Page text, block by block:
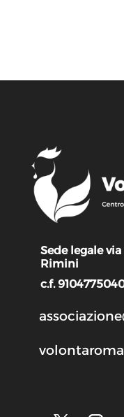
Sede legale via
Rimini
c.f.